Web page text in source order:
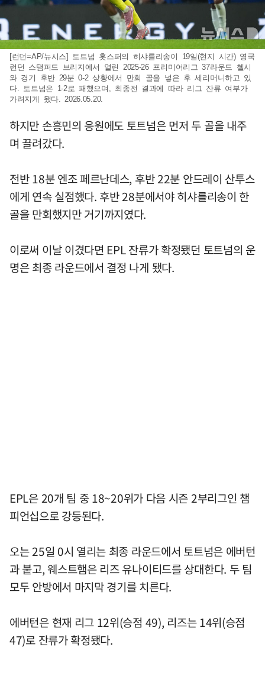
[런던=AP/뉴시스] 토트넘 홋스퍼의 히샤를리송이 19일(현지 시간) 영국
런던 스탬퍼드 브리지에서 열린 2025-26 프리미어리그 37라운드 첼시
와 경기 후반 29분 0-2 상황에서 만회 골을 넣은 후 세리머니하고 있
다. 토트넘은 1-2로 패했으며, 최종전 결과에 따라 리그 잔류 여부가
가려지게 됐다. 2026.05.20.
하지만 손흥민의 응원에도 토트넘은 먼저 두 골을 내주
며 끌려갔다.
전반 18분 엔조 페르난데스, 후반 22분 안드레이 산투스
에게 연속 실점했다. 후반 28분에서야 히샤를리송이 한
골을 만회했지만 거기까지였다.
이로써 이날 이겼다면 EPL 잔류가 확정됐던 토트넘의 운
명은 최종 라운드에서 결정 나게 됐다.
EPL은 20개 팀 중 18~20위가 다음 시즌 2부리그인 챔
피언십으로 강등된다.
오는 25일 0시 열리는 최종 라운드에서 토트넘은 에버턴
과 붙고, 웨스트햄은 리즈 유나이티드를 상대한다. 두 팀
모두 안방에서 마지막 경기를 치른다.
에버턴은 현재 리그 12위(승점 49), 리즈는 14위(승점
47)로 잔류가 확정됐다.